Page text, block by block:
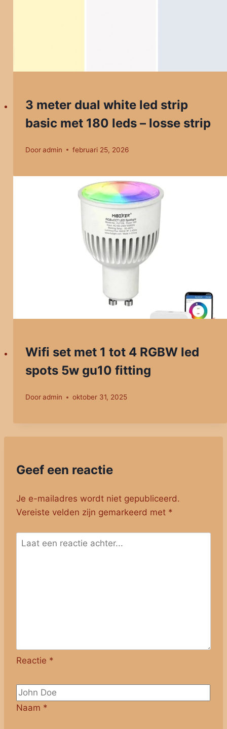
3 meter dual white led strip
basic met 180 leds – losse strip
Door admin februari 25, 2026
Wifi set met 1 tot 4 RGBW led
spots 5w gu10 fitting
Door admin oktober 31, 2025
Geef een reactie
Je e-mailadres wordt niet gepubliceerd.
Vereiste velden zijn gemarkeerd met *
Reactie *
Naam *